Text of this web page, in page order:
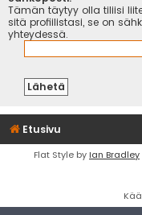
Tämän täytyy olla tiliisi
sitä profiilistasi, se on
yhteydessä.
Etusivu
Flat Style by Ian Bradley